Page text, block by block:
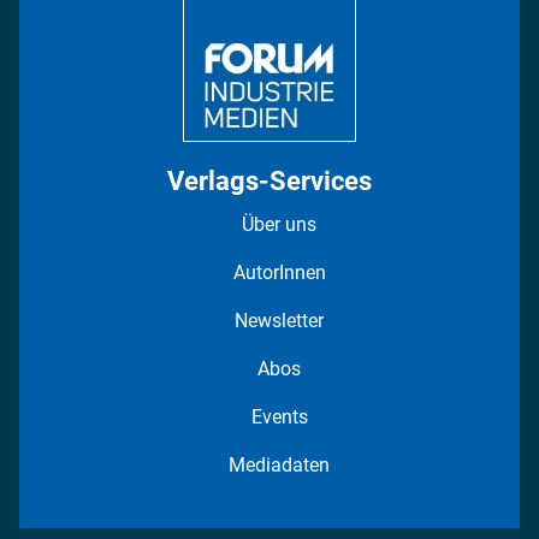
Verlags-Services
Über uns
AutorInnen
Newsletter
Abos
Events
Mediadaten